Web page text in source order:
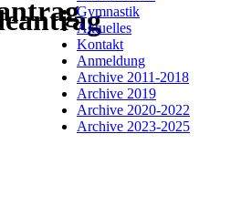
Gymnastik
Aktuelles
Kontakt
Anmeldung
Archive 2011-2018
Archive 2019
Archive 2020-2022
Archive 2023-2025